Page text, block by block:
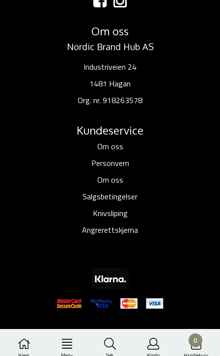
0
Om oss
Nordic Brand Hub AS
Industriveien 24
1481 Hagan
Org. nr. 918263578
Kundeservice
Om oss
Personvern
Om oss
Salgsbetingelser
Knivsliping
Angrerettskjema